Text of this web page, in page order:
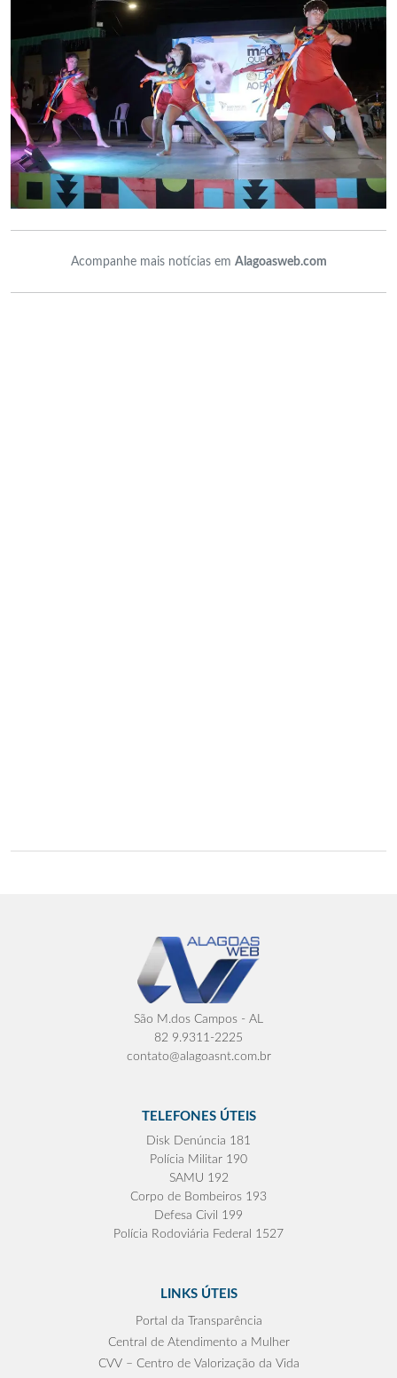
Acompanhe mais notícias em Alagoasweb.com
São M.dos Campos - AL
82 9.9311-2225
contato@alagoasnt.com.br
TELEFONES ÚTEIS
Disk Denúncia 181
Polícia Militar 190
SAMU 192
Corpo de Bombeiros 193
Defesa Civil 199
Polícia Rodoviária Federal 1527
LINKS ÚTEIS
Portal da Transparência
Central de Atendimento a Mulher
CVV – Centro de Valorização da Vida